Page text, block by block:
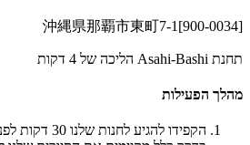
[900-0034]沖縄県那覇市東町7-1
תחנת Asahi-Bashi הליכה של 4 דקות
מהלך הפעילות
הקפידו להגיע